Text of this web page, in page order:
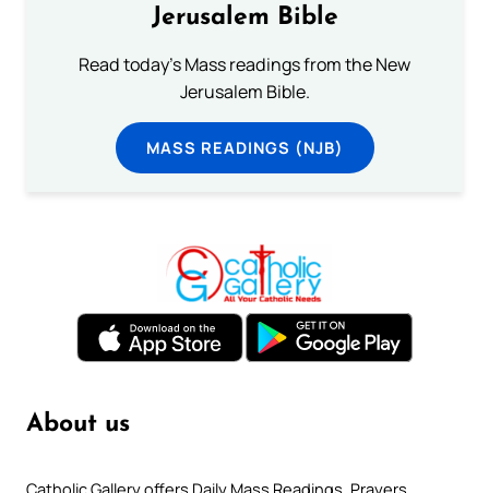
Jerusalem Bible
Read today's Mass readings from the New
Jerusalem Bible.
MASS READINGS (NJB)
About us